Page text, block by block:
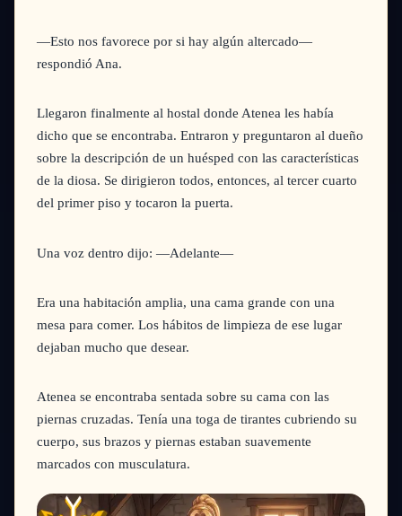
—Esto nos favorece por si hay algún altercado—
respondió Ana.
Llegaron finalmente al hostal donde Atenea les había
dicho que se encontraba. Entraron y preguntaron al dueño
sobre la descripción de un huésped con las características
de la diosa. Se dirigieron todos, entonces, al tercer cuarto
del primer piso y tocaron la puerta.
Una voz dentro dijo: —Adelante—
Era una habitación amplia, una cama grande con una
mesa para comer. Los hábitos de limpieza de ese lugar
dejaban mucho que desear.
Atenea se encontraba sentada sobre su cama con las
piernas cruzadas. Tenía una toga de tirantes cubriendo su
cuerpo, sus brazos y piernas estaban suavemente
marcados con musculatura.